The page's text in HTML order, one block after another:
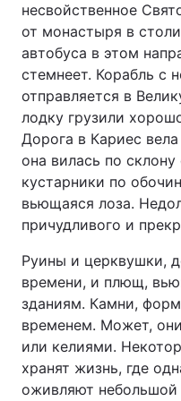
несвойственное
от монастыря в
автобуса в этом
стемнеет. Корабль с
отправляется в
лодку грузили
Дорога в Кариес вела
она вилась по
кустарники по
вьющаяся лоза.
причудливого и
Руины и церквушки,
времени, и плющ,
зданиям. Камни,
временем. Может,
или келиями.
хранят жизнь, где
оживляют